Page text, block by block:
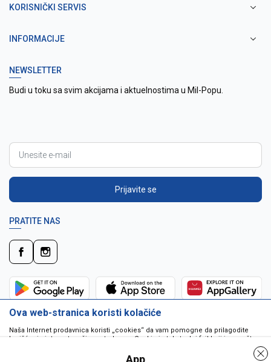
KORISNIČKI SERVIS
INFORMACIJE
NEWSLETTER
Budi u toku sa svim akcijama i aktuelnostima u Mil-Popu.
Prijavite se
PRATITE NAS
Ova web-stranica koristi kolačiće
Naša Internet prodavnica koristi „cookies“ da vam pomogne da prilagodite
korišćenje interneta vašim potrebama. Cookie je tekstualni fajl koji je smešten
da pokrenu program ili da isporuče virus vašem računaru. Cookie-i su
App